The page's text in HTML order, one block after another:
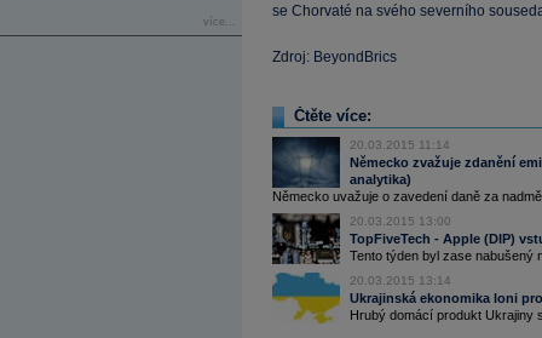
více...
se Chorvaté na svého severního
Zdroj: BeyondBrics
Čtěte více:
20.03.2015 11:14
Německo zvažuje zdanění
analytika)
Německo uvažuje o zavedení daně za
20.03.2015 13:00
TopFiveTech - Apple (DIP)
Tento týden byl zase nabušený
20.03.2015 13:14
Ukrajinská ekonomika loni
Hrubý domácí produkt Ukrajiny